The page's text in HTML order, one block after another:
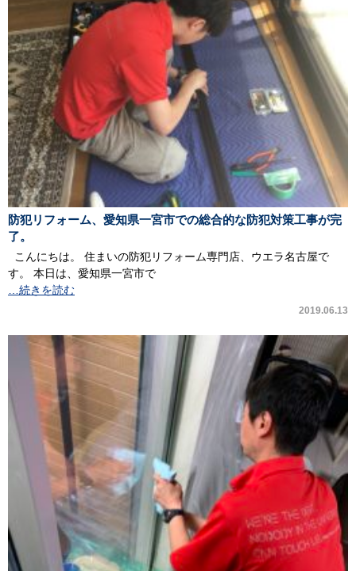
防犯リフォーム、愛知県一宮市での総合的な防犯対策工事が完
了。
こんにちは。 住まいの防犯リフォーム専門店、ウエラ名古屋で
す。 本日は、愛知県一宮市で
…続きを読む
2019.06.13